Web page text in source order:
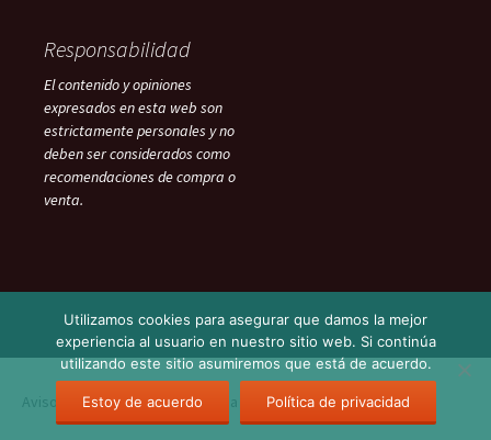
Responsabilidad
El contenido y opiniones
expresados en esta web son
estrictamente personales y no
deben ser considerados como
recomendaciones de compra o
venta.
Aviso Legal Funciona gracias a WordPress
Utilizamos cookies para asegurar que damos la mejor
experiencia al usuario en nuestro sitio web. Si continúa
utilizando este sitio asumiremos que está de acuerdo.
Estoy de acuerdo Política de privacidad